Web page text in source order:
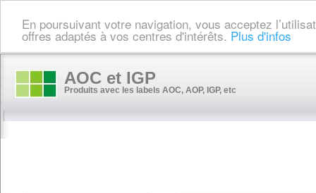
En poursuivant votre navigation, vous acceptez
offres adaptés à vos centres d'intérêts. Plus d'infos
AOC et IGP
Produits avec les labels AOC, AOP, IGP, etc